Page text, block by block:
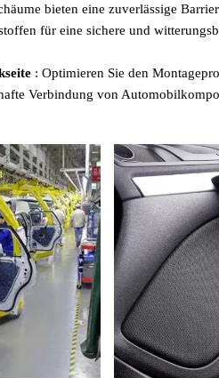
bieten eine zuverlässige
für eine sichere und
: Optimieren Sie den
Verbindung von